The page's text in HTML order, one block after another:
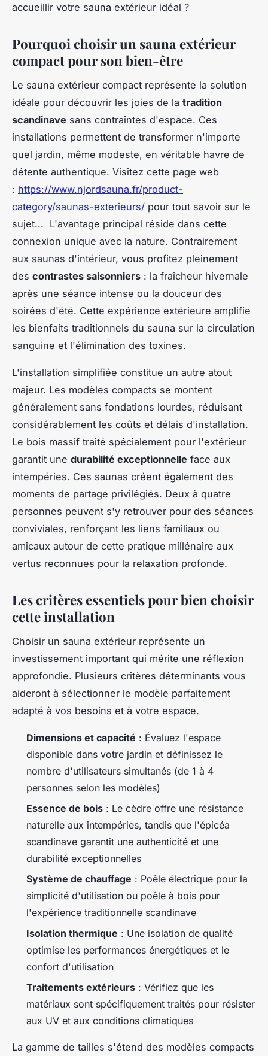
accueillir votre sauna extérieur idéal ?
Pourquoi choisir un sauna extérieur
compact pour son bien-être
Le sauna extérieur compact représente la solution
idéale pour découvrir les joies de la tradition
scandinave sans contraintes d'espace. Ces
installations permettent de transformer n'importe
quel jardin, même modeste, en véritable havre de
détente authentique. Visitez cette page web
: https://www.njordsauna.fr/product-
category/saunas-exterieurs/ pour tout savoir sur le
sujet... L'avantage principal réside dans cette
connexion unique avec la nature. Contrairement
aux saunas d'intérieur, vous profitez pleinement
des contrastes saisonniers : la fraîcheur hivernale
après une séance intense ou la douceur des
soirées d'été. Cette expérience extérieure amplifie
les bienfaits traditionnels du sauna sur la circulation
sanguine et l'élimination des toxines.
L'installation simplifiée constitue un autre atout
majeur. Les modèles compacts se montent
généralement sans fondations lourdes, réduisant
considérablement les coûts et délais d'installation.
Le bois massif traité spécialement pour l'extérieur
garantit une durabilité exceptionnelle face aux
intempéries. Ces saunas créent également des
moments de partage privilégiés. Deux à quatre
personnes peuvent s'y retrouver pour des séances
conviviales, renforçant les liens familiaux ou
amicaux autour de cette pratique millénaire aux
vertus reconnues pour la relaxation profonde.
Les critères essentiels pour bien choisir
cette installation
Choisir un sauna extérieur représente un
investissement important qui mérite une réflexion
approfondie. Plusieurs critères déterminants vous
aideront à sélectionner le modèle parfaitement
adapté à vos besoins et à votre espace.
Dimensions et capacité : Évaluez l'espace
disponible dans votre jardin et définissez le
nombre d'utilisateurs simultanés (de 1 à 4
personnes selon les modèles)
Essence de bois : Le cèdre offre une résistance
naturelle aux intempéries, tandis que l'épicéa
scandinave garantit une authenticité et une
durabilité exceptionnelles
Système de chauffage : Poêle électrique pour la
simplicité d'utilisation ou poêle à bois pour
l'expérience traditionnelle scandinave
Isolation thermique : Une isolation de qualité
optimise les performances énergétiques et le
confort d'utilisation
Traitements extérieurs : Vérifiez que les
matériaux sont spécifiquement traités pour résister
aux UV et aux conditions climatiques
La gamme de tailles s'étend des modèles compacts